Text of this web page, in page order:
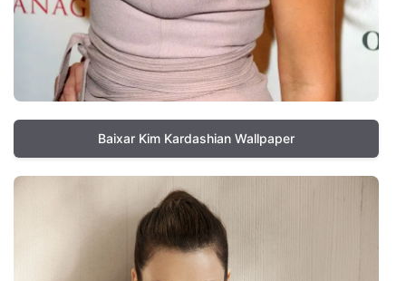
Baixar Kim Kardashian Wallpaper